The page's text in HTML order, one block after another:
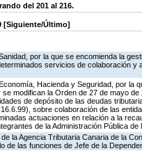
del 201 al 216.
[Siguiente/Último]
por la que se encomienda la
servicios de colaboración
Hacienda y Seguridad, por la
modifican la Orden de 27 de mayo
de depósito de las deudas
sobre colaboración de las
actuaciones en relación a la
de la Administración Pública de
la Agencia Tributaria Canaria de la
de las funciones de Jefe de la